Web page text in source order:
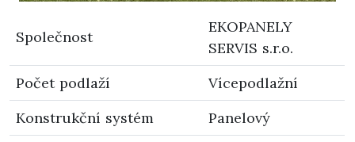
Společnost
EKOPANELY
SERVIS s.r.o.
Počet podlaží
Vícepodlažní
Konstrukční systém
Panelový